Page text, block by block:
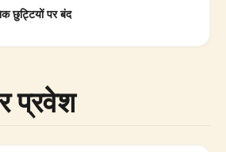
छुट्टियों पर बंद
प्रवेश